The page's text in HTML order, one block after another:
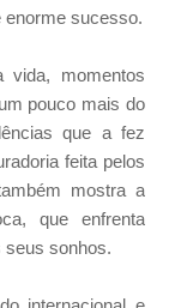
enorme sucesso.
momentos
pouco mais do
que a fez
feita pelos
mostra a
que enfrenta
seus sonhos.